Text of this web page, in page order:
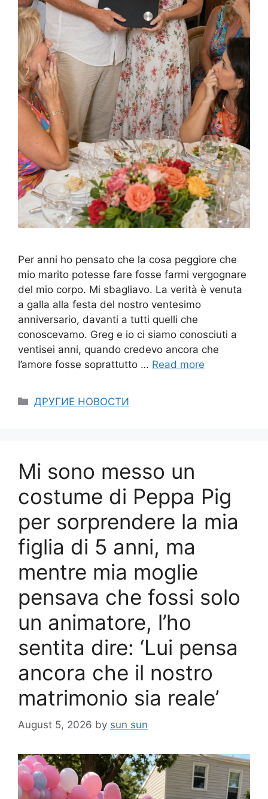
Per anni ho pensato che la cosa peggiore che
mio marito potesse fare fosse farmi vergognare
del mio corpo. Mi sbagliavo. La verità è venuta
a galla alla festa del nostro ventesimo
anniversario, davanti a tutti quelli che
conoscevamo. Greg e io ci siamo conosciuti a
ventisei anni, quando credevo ancora che
l’amore fosse soprattutto … Read more
Categories
ДРУГИЕ НОВОСТИ
Mi sono messo un
costume di Peppa Pig
per sorprendere la mia
figlia di 5 anni, ma
mentre mia moglie
pensava che fossi solo
un animatore, l’ho
sentita dire: ‘Lui pensa
ancora che il nostro
matrimonio sia reale’
August 5, 2026 by sun sun